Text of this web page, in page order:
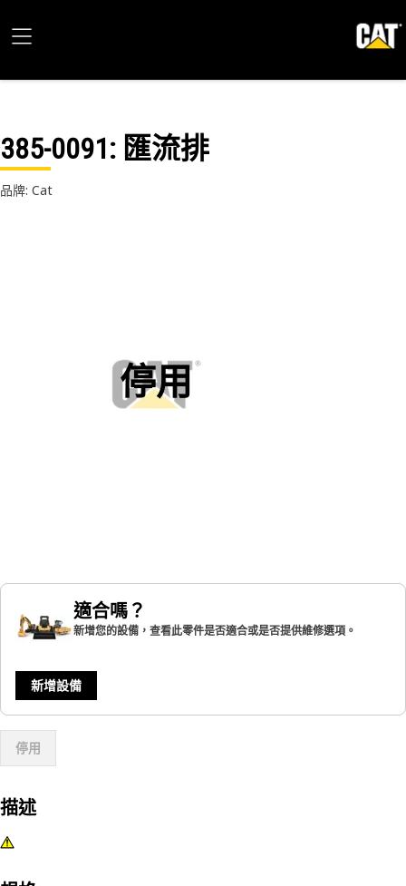
385-0091: 匯流排
品牌: Cat
停用
適合嗎？
新增您的設備，查看此零件是否適合或是否提供維修選項。
新增設備
停用
描述